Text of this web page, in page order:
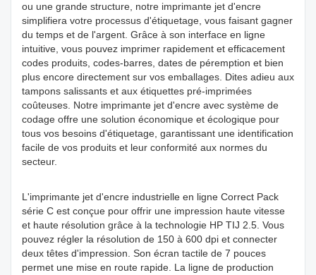
ou une grande structure, notre imprimante jet d'encre
simplifiera votre processus d'étiquetage, vous faisant gagner
du temps et de l'argent. Grâce à son interface en ligne
intuitive, vous pouvez imprimer rapidement et efficacement
codes produits, codes-barres, dates de péremption et bien
plus encore directement sur vos emballages. Dites adieu aux
tampons salissants et aux étiquettes pré-imprimées
coûteuses. Notre imprimante jet d'encre avec système de
codage offre une solution économique et écologique pour
tous vos besoins d'étiquetage, garantissant une identification
facile de vos produits et leur conformité aux normes du
secteur.
L'imprimante jet d'encre industrielle en ligne Correct Pack
série C est conçue pour offrir une impression haute vitesse
et haute résolution grâce à la technologie HP TIJ 2.5. Vous
pouvez régler la résolution de 150 à 600 dpi et connecter
deux têtes d'impression. Son écran tactile de 7 pouces
permet une mise en route rapide. La ligne de production